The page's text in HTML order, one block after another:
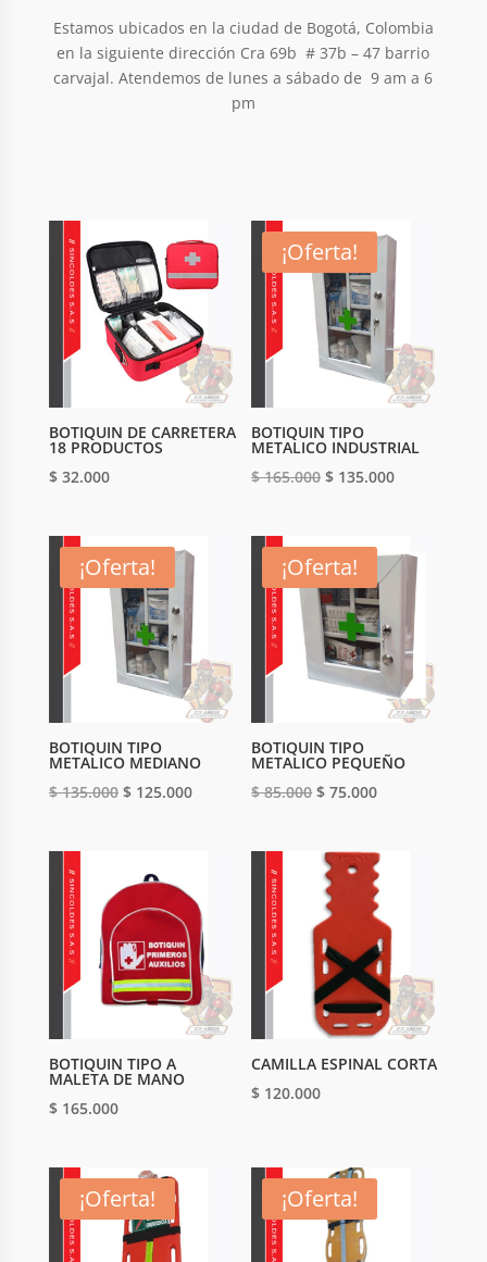
Estamos ubicados en la ciudad de Bogotá, Colombia
en la siguiente dirección Cra 69b # 37b – 47 barrio
carvajal. Atendemos de lunes a sábado de 9 am a 6
pm
BOTIQUIN DE CARRETERA
18 PRODUCTOS
$32.000
¡Oferta!
BOTIQUIN TIPO
METALICO INDUSTRIAL
$165.000 Original
$ 165.000.
$ 135.000Current
$ 135.000.
¡Oferta!
BOTIQUIN TIPO
METALICO MEDIANO
$135.000 Original
$ 135.000.
$125.000Current
¡Oferta!
BOTIQUIN TIPO
METALICO PEQUEÑO
$85.000 Original
was:
$ 85.000.
$ 75.000Current
is:
$ 75.000.
BOTIQUIN TIPO A
MALETA DE MANO
$165.000
CAMILLA ESPINAL CORTA
$ 120.000
¡Oferta! ¡Oferta!